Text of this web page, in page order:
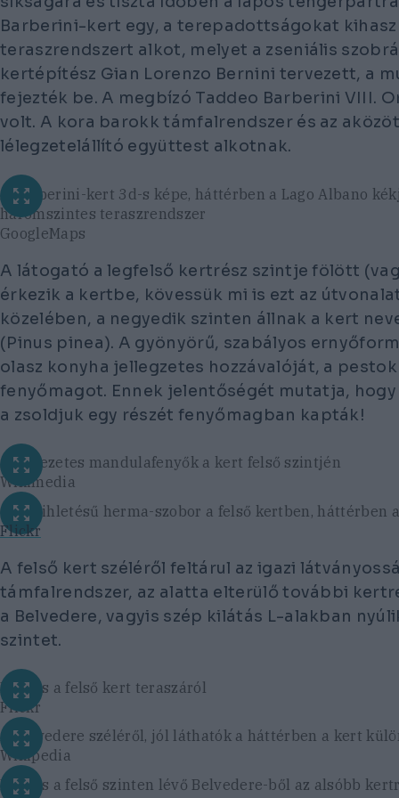
Barberini-kert egy, a terepadottságokat
teraszrendszert alkot, melyet a zseniális
kertépítész Gian Lorenzo Bernini tervezett, a
fejezték be. A megbízó Taddeo Barberini VIII.
volt. A kora barokk támfalrendszer és az
lélegzetelállító együttest alkotnak.
A Barberini-kert 3d-s képe, háttérben a Lago Albano
háromszintes teraszrendszer
GoogleMaps
A látogató a legfelső kertrész szintje fölött
érkezik a kertbe, kövessük mi is ezt az
közelében, a negyedik szinten állnak a kert
(Pinus pinea). A gyönyörű, szabályos
olasz konyha jellegzetes hozzávalóját, a
fenyőmagot. Ennek jelentőségét mutatja,
a zsoldjuk egy részét fenyőmagban kapták!
A nevezetes mandulafenyők a kert felső szintjén
Wikimedia
Ókori ihletésű herma-szobor a felső kertben, háttérben
Flickr
A felső kert széléről feltárul az igazi
támfalrendszer, az alatta elterülő további
a Belvedere, vagyis szép kilátás L-alakban
szintet.
Kilátás a felső kert teraszáról
Flickr
A Belvedere széléről, jól láthatók a háttérben a kert
Wikipedia
Kilátás a felső szinten lévő Belvedere-ből az alsóbb